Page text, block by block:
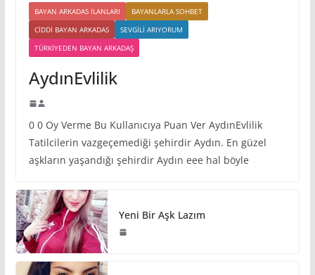
BAYAN ARKADAS ILANLARI
BAYANLARLA SOHBET
CIDDI BAYAN ARKADAS
SEVGILI ARIYORUM
TÜRKIYEDEN BAYAN ARKADAŞ
AydınEvlilik
0 0 Oy Verme Bu Kullanıcıya Puan Ver AydınEvlilik
Tatilcilerin vazgeçemediği şehirdir Aydın. En güzel
aşkların yaşandığı şehirdir Aydın eee hal böyle
Yeni Bir Aşk Lazım